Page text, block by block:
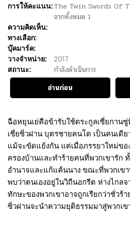
การให้คะแนน: The Twin Swords Of
จากทั้งหมด 1
ความคิดเห็น:
ทางเลือก:
บุ๊คมาร์ค:
วางจำหน่าย:
2017
สถานะ:
กำลังดำเนินการ
อ่านก่อน
ฉือหยุนเย่คือข้ารับใช้ตระกูลเซี่ยกา
เซี่ยซิ่วฝาน บุตรชายคนโต เป็นคนเดีย
แม้จะขัดแย้งกัน แต่เมื่อภรรยาใหม่ข
ครองบ้านและทำร้ายคนที่พวกเขารัก
อำนาจและแก้แค้นนาง ขณะที่พวกเข
พบว่าตนเองอยู่ในวิถีนอกรีต ห่างไกล
ทักษะของพวกเขาอาจถูกเรียกว่าชั่วร้
ซิ่วฝานจะนำความยุติธรรมมาสู่พวกเข